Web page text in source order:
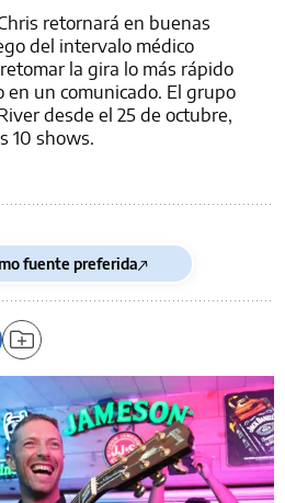
retornará en buenas
del intervalo médico
la gira lo más rápido
en un comunicado. El grupo
desde el 25 de octubre,
10 shows.
fuente preferida